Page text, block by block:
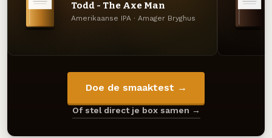
Todd - The Axe Man
Amerikaanse IPA · Amager Bryghus
Doe de smaaktest →
Of stel direct je box samen →